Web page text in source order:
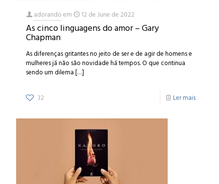
adorandoem 12 de June de 2022
As cinco linguagens do amor – Gary
Chapman
As diferenças gritantes no jeito de ser e de agir de homens e
mulheres já não são novidade há tempos. O que continua
sendo um dilema[…]
32 Ler mais